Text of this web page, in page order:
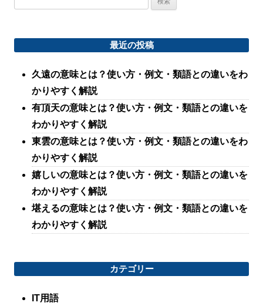
最近の投稿
久遠の意味とは？使い方・例文・類語との違いをわ
かりやすく解説
有頂天の意味とは？使い方・例文・類語との違いを
わかりやすく解説
東雲の意味とは？使い方・例文・類語との違いをわ
かりやすく解説
嬉しいの意味とは？使い方・例文・類語との違いを
わかりやすく解説
堪えるの意味とは？使い方・例文・類語との違いを
わかりやすく解説
カテゴリー
IT用語